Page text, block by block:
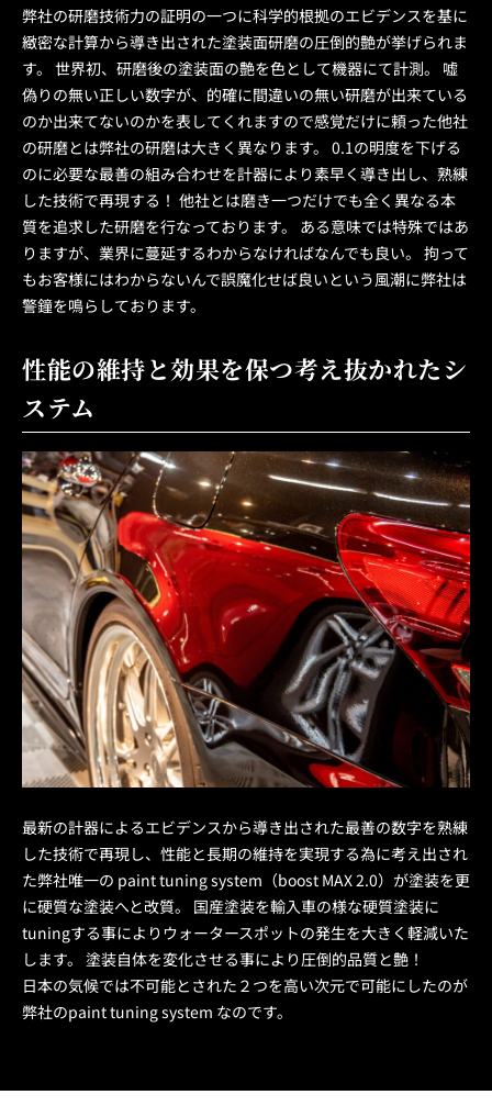
弊社の研磨技術力の証明の一つに科学的根拠のエビデンスを基に
緻密な計算から導き出された塗装面研磨の圧倒的艶が挙げられま
す。 世界初、研磨後の塗装面の艶を色として機器にて計測。 嘘
偽りの無い正しい数字が、的確に間違いの無い研磨が出来ている
のか出来てないのかを表してくれますので感覚だけに頼った他社
の研磨とは弊社の研磨は大きく異なります。 0.1の明度を下げる
のに必要な最善の組み合わせを計器により素早く導き出し、熟練
した技術で再現する！ 他社とは磨き一つだけでも全く異なる本
質を追求した研磨を行なっております。 ある意味では特殊ではあ
りますが、業界に蔓延するわからなければなんでも良い。 拘って
もお客様にはわからないんで誤魔化せば良いという風潮に弊社は
警鐘を鳴らしております。
性能の維持と効果を保つ考え抜かれたシ
ステム
最新の計器によるエビデンスから導き出された最善の数字を熟練
した技術で再現し、性能と長期の維持を実現する為に考え出され
た弊社唯一の paint tuning system（boost MAX 2.0）が塗装を更
に硬質な塗装へと改質。 国産塗装を輸入車の様な硬質塗装に
tuningする事によりウォータースポットの発生を大きく軽減いた
します。 塗装自体を変化させる事により圧倒的品質と艶！
日本の気候では不可能とされた２つを高い次元で可能にしたのが
弊社のpaint tuning system なのです。